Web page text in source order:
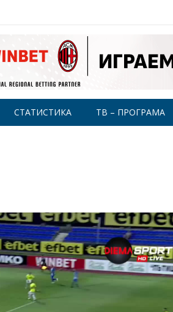
СТАТИСТИКА ТВ – ПРОГРАМА